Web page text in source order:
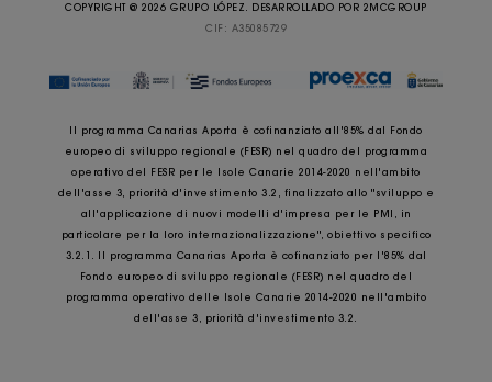
COPYRIGHT @ 2026 GRUPO LÓPEZ. DESARROLLADO POR 2MCGROUP
CIF: A35085729
Il programma Canarias Aporta è cofinanziato all'85% dal Fondo
europeo di sviluppo regionale (FESR) nel quadro del programma
operativo del FESR per le Isole Canarie 2014-2020 nell'ambito
dell'asse 3, priorità d'investimento 3.2, finalizzato allo "sviluppo e
all'applicazione di nuovi modelli d'impresa per le PMI, in
particolare per la loro internazionalizzazione", obiettivo specifico
3.2.1. Il programma Canarias Aporta è cofinanziato per l'85% dal
Fondo europeo di sviluppo regionale (FESR) nel quadro del
programma operativo delle Isole Canarie 2014-2020 nell'ambito
dell'asse 3, priorità d'investimento 3.2.